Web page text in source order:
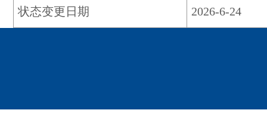
状态变更日期 2026-6-24